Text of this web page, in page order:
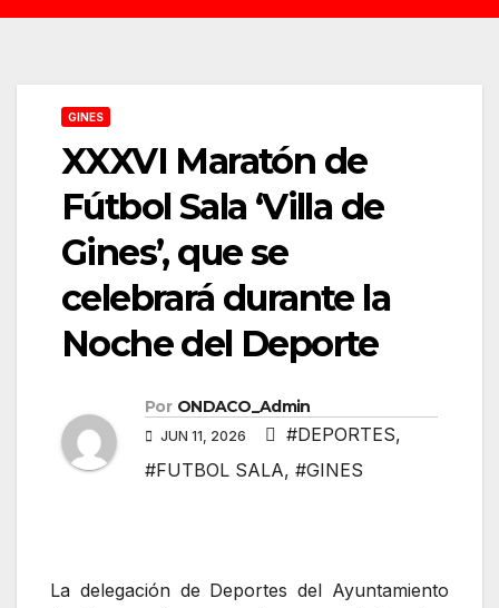
GINES
XXXVI Maratón de
Fútbol Sala ‘Villa de
Gines’, que se
celebrará durante la
Noche del Deporte
Por ONDACO_Admin
JUN 11, 2026 #DEPORTES,
#FUTBOL SALA, #GINES
La delegación de Deportes del Ayuntamiento